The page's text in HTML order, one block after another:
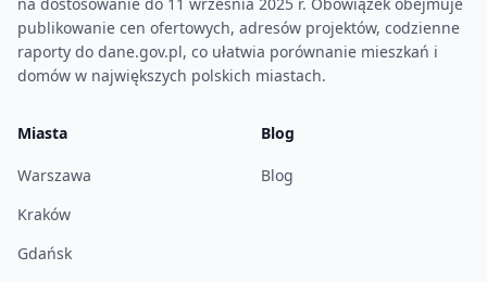
publikowanie cen ofertowych, adresów projektów, codzienne
raporty do dane.gov.pl, co ułatwia porównanie mieszkań i
domów w największych polskich miastach.
Miasta
Warszawa
Kraków
Gdańsk
Blog
Blog